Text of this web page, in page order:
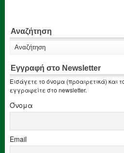
Αναζήτηση
Εγγραφή στο Newsletter
Εισάγετε το όνομα (προαιρετικά) και
εγγραφείτε στο newsletter.
Όνομα
Email